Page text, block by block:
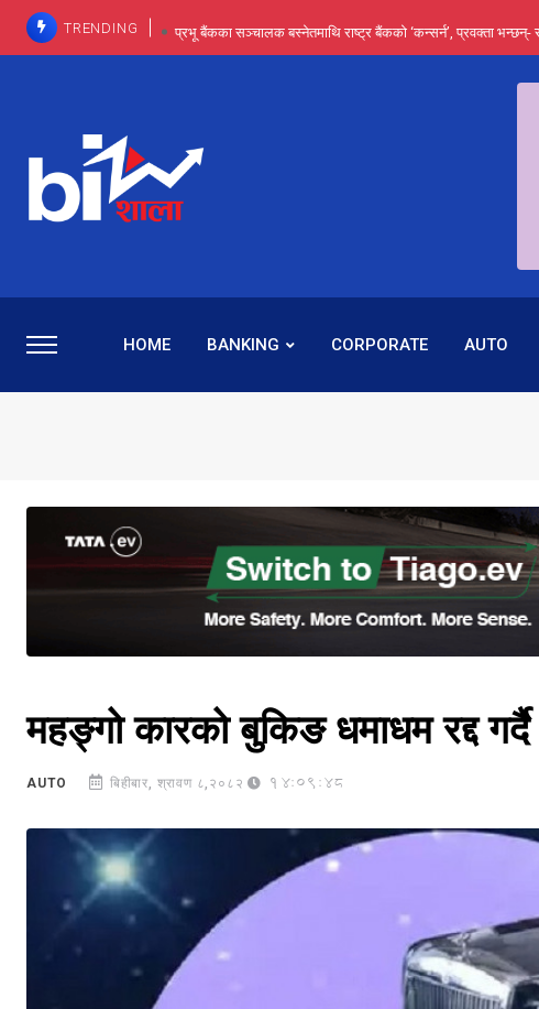
TRENDING प्रभू बैंकका सञ्चालक बस्नेतमाथि राष्ट्र बैंकको ‘कन्सर्न’, प्रवक्ता
प्रभू बैंकमा सेञ्चुरीबाट आएका कर्मचारीमाथि हदैसम्मको विभेदः एउटै
प्रभु बैंकको वासलातभित्र के लुकेको छ ? २५ प्रतिशत
प्रभु बैंकमा रमिता : सर्वसाधारणबाट छिरेका बस्नेत संस्थापक बनेर
HOME BANKING CORPORATE AUTO
महङ्गो कारको बुकिङ धमाधम रद्द
AUTO बिहीबार, श्रावण ८,२०८२ 14:09:48